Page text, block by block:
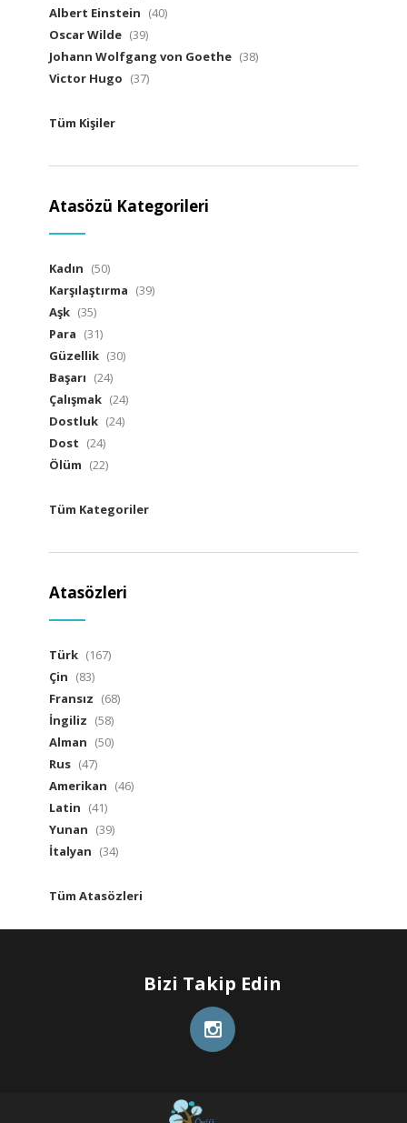
Albert Einstein (40)
Oscar Wilde (39)
Johann Wolfgang von Goethe (38)
Victor Hugo (37)
Tüm Kişiler
Atasözü Kategorileri
Kadın (50)
Karşılaştırma (39)
Aşk (35)
Para (31)
Güzellik (30)
Başarı (24)
Çalışmak (24)
Dostluk (24)
Dost (24)
Ölüm (22)
Tüm Kategoriler
Atasözleri
Türk (167)
Çin (83)
Fransız (68)
İngiliz (58)
Alman (50)
Rus (47)
Amerikan (46)
Latin (41)
Yunan (39)
İtalyan (34)
Tüm Atasözleri
Bizi Takip Edin